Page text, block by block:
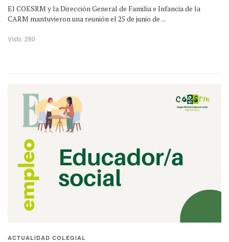
El COESRM y la Dirección General de Familia e Infancia de la
CARM mantuvieron una reunión el 25 de junio de ...
Visto: 280
ACTUALIDAD COLEGIAL